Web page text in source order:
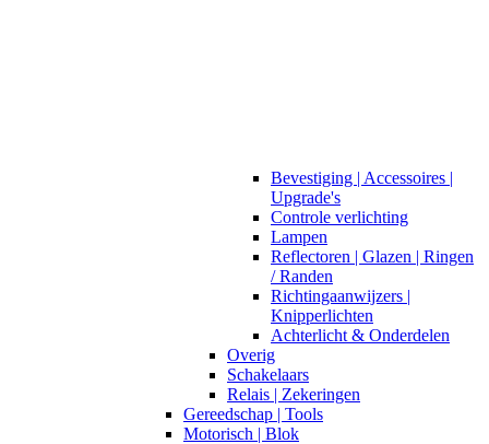
Bevestiging | Accessoires |
Upgrade's
Controle verlichting
Lampen
Reflectoren | Glazen | Ringen
/ Randen
Richtingaanwijzers |
Knipperlichten
Achterlicht & Onderdelen
Overig
Schakelaars
Relais | Zekeringen
Gereedschap | Tools
Motorisch | Blok